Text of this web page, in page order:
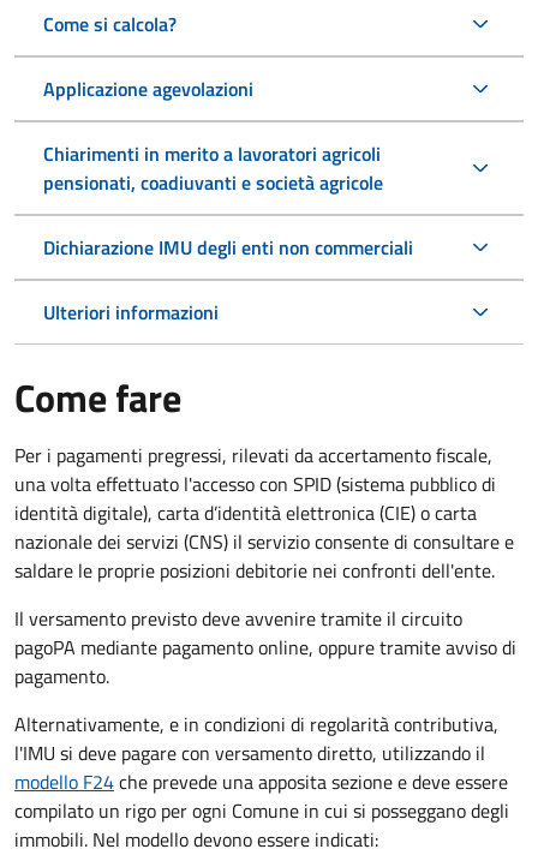
Come si calcola?
Applicazione agevolazioni
Chiarimenti in merito a lavoratori agricoli
pensionati, coadiuvanti e società agricole
Dichiarazione IMU degli enti non commerciali
Ulteriori informazioni
Come fare
Per i pagamenti pregressi, rilevati da accertamento fiscale,
una volta effettuato l'accesso con SPID (sistema pubblico di
identità digitale), carta d’identità elettronica (CIE) o carta
nazionale dei servizi (CNS) il servizio consente di consultare e
saldare le proprie posizioni debitorie nei confronti dell'ente.
Il versamento previsto deve avvenire tramite il circuito
pagoPA mediante pagamento online, oppure tramite avviso di
pagamento.
Alternativamente, e in condizioni di regolarità contributiva,
l'IMU si deve pagarecon versamento diretto, utilizzando il
modello F24che prevede una apposita sezione e deve essere
compilato un rigo per ogni Comune in cui si posseggano degli
immobili. Nel modello devono essere indicati: